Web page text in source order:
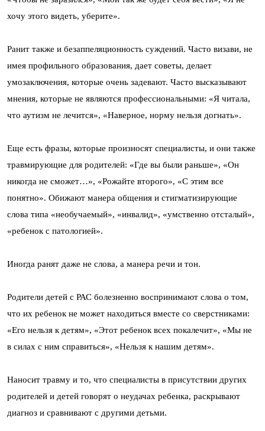
хочу этого видеть, уберите».
Ранит также и безаппеляционность суждений. Часто визави, не
имея профильного образования, дает советы, делает
умозаключения, которые очень задевают. Часто высказывают
мнения, которые не являются профессиональными: «Я читала,
что аутизм не лечится», «Наверное, норму нельзя догнать».
Еще есть фразы, которые произносят специалисты, и они также
травмирующие для родителей: «Где вы были раньше», «Он
никогда не сможет…», «Рожайте второго», «С этим все
понятно». Обижают манера общения и стигматизирующие
слова типа «необучаемый», «инвалид», «умственно отсталый»,
«ребенок с патологией».
Иногда ранят даже не слова, а манера речи и тон.
Родители детей с РАС болезненно воспринимают слова о том,
что их ребенок не может находиться вместе со сверстниками:
«Его нельзя к детям», «Этот ребенок всех покалечит», «Мы не
в силах с ним справиться», «Нельзя к нашим детям».
Наносит травму и то, что специалисты в присутствии других
родителей и детей говорят о неудачах ребенка, раскрывают
диагноз и сравнивают с другими детьми.